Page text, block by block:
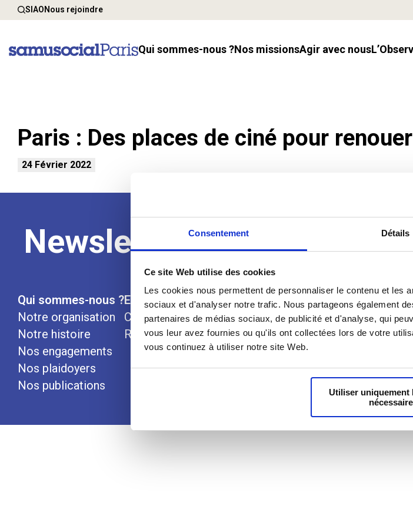
Consentement Détails
Ce site Web utilise des cookies
Les cookies nous permettent de personnaliser le contenu et les
sociaux et d'analyser notre trafic. Nous partageons également
partenaires de médias sociaux, de publicité et d'analyse, qui
vous leur avez fournies ou qu'ils ont collectées lors de votre
vous continuez à utiliser notre site Web.
Utiliser uniquement
SIAONous rejoindre
Qui sommes-nous ? Nos missions Agir avec nous
Paris : Des places de ciné pour
24 Février 2022
Newsletter
Qui sommes-nous ?
Notre organisation
Notre histoire
Nos engagements
Nos plaidoyers
Nos publications
Espace Presse
Communiqués
Revues de presse
Nous rejoindreNous contacter